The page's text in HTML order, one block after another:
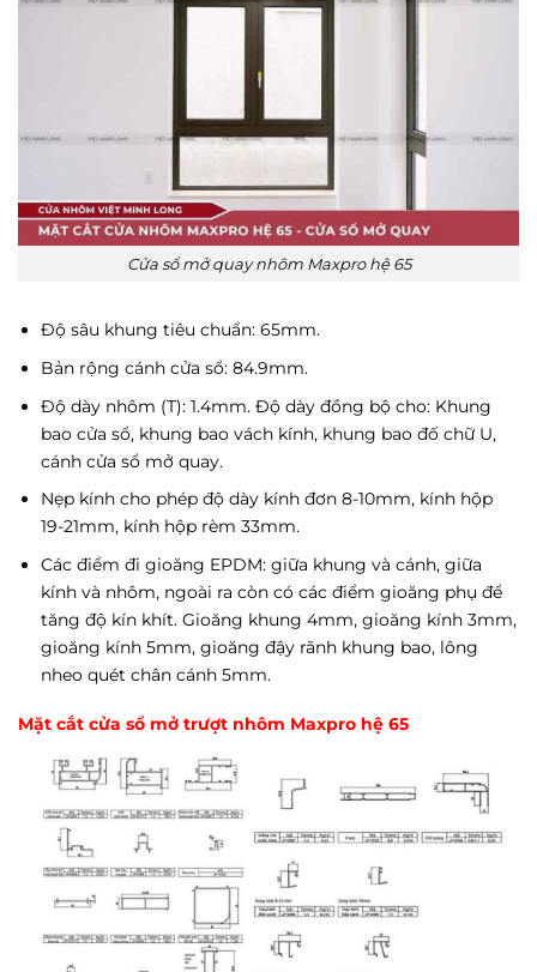
Cửa sổ mở quay nhôm Maxpro hệ 65
Độ sâu khung tiêu chuẩn: 65mm.
Bản rộng cánh cửa sổ: 84.9mm.
Độ dày nhôm (T): 1.4mm. Độ dày đồng bộ cho: Khung
bao cửa sổ, khung bao vách kính, khung bao đố chữ U,
cánh cửa sổ mở quay.
Nẹp kính cho phép độ dày kính đơn 8-10mm, kính hộp
19-21mm, kính hộp rèm 33mm.
Các điểm đi gioăng EPDM: giữa khung và cánh, giữa
kính và nhôm, ngoài ra còn có các điểm gioăng phụ để
tăng độ kín khít. Gioăng khung 4mm, gioăng kính 3mm,
gioăng kính 5mm, gioăng đậy rãnh khung bao, lông
nheo quét chân cánh 5mm.
Mặt cắt cửa sổ mở trượt nhôm Maxpro hệ 65